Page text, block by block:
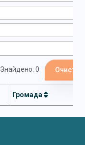
Знайдено: 0
Громада